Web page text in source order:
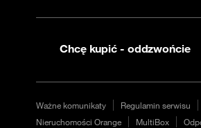
Chcę kupić - oddzwońcie
Ważne komunikaty Regulamin serwisu
Nieruchomości Orange
MultiBox